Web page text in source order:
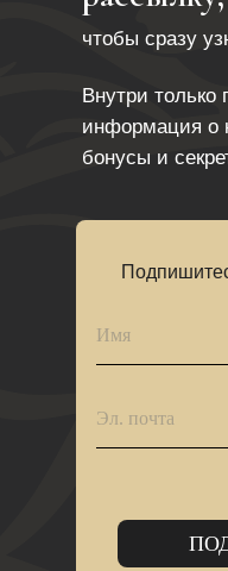
чтобы сразу
Внутри только
информация о
бонусы и